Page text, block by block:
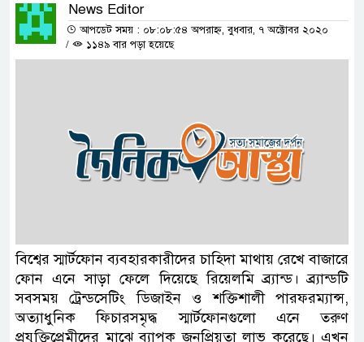
News Editor
আপডেট সময় : ০৮:০৮:৫৪ অপরাহ্ন, বুধবার, ৭ অক্টোবর ২০২০
/
১১৪৯ বার পড়া হয়েছে
বিশ্বের স্মার্টফোন ব্যবহারকারীদের চাহিদা মাথায় রেখে বাজারে
ফোন এনে সাড়া ফেলে দিয়েছে রিয়েলমি ব্র্যান্ড। ব্র্যান্ডটি
সবসময় ট্রেন্ডসেটিং ডিজাইন ও শক্তিশালী পারফরম্যান্স,
অত্যাধুনিক ফিচারসমৃদ্ধ স্মার্টফোনগুলো এনে তরুণ
প্রযুক্তিপ্রেমীদের মাঝে ব্যাপক জনপ্রিয়তা লাভ করেছে। এখন